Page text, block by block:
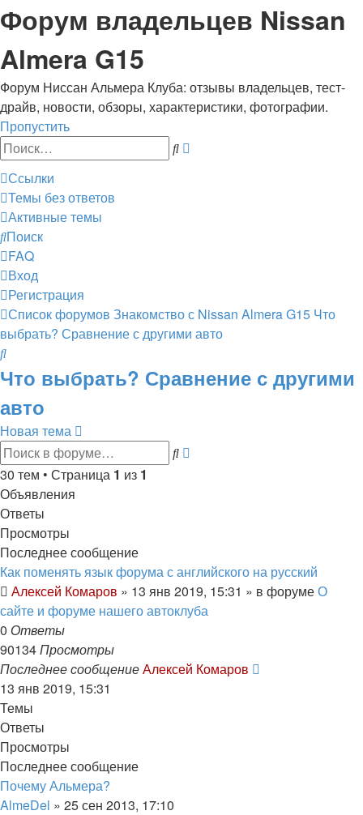
Форум владельцев Nissan
Almera G15
Форум Ниссан Альмера Клуба: отзывы владельцев, тест-
драйв, новости, обзоры, характеристики, фотографии.
Пропустить
Поиск
Ссылки
Темы без ответов
Активные темы
Поиск
FAQ
Вход
Регистрация
Список форумов Знакомство с Nissan Almera G15 Что
выбрать? Сравнение с другими авто
Поиск
Что выбрать? Сравнение с другими
авто
Новая тема
Поиск
30 тем • Страница 1 из 1
Объявления
Ответы
Просмотры
Последнее сообщение
Как поменять язык форума с английского на русский
Алексей Комаров » 13 янв 2019, 15:31 » в форумеО
сайте и форуме нашего автоклуба
0 Ответы
90134Просмотры
Последнее сообщениеАлексей Комаров
13 янв 2019, 15:31
Темы
Ответы
Просмотры
Последнее сообщение
Почему Альмера?
AlmeDel » 25 сен 2013, 17:10